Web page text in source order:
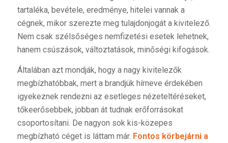
tartaléka, bevétele, eredménye, hitelei vannak a
cégnek, mikor szerezte meg tulajdonjogát a kivitelező.
Nem csak szélsőséges nemfizetési esetek lehetnek,
hanem csúszások, változtatások, minőségi kifogások.
Általában azt mondják, hogy a nagy kivitelezők
megbízhatóbbak, mert a brandjük hírneve érdekében
igyekeznek rendezni az esetleges nézeteltéréseket,
tőkeerősebbek, jobban át tudnak erőforrásokat
csoportosítani. De nagyon sok kis-közepes
megbízható céget is láttam már. Fontos körbejárni a